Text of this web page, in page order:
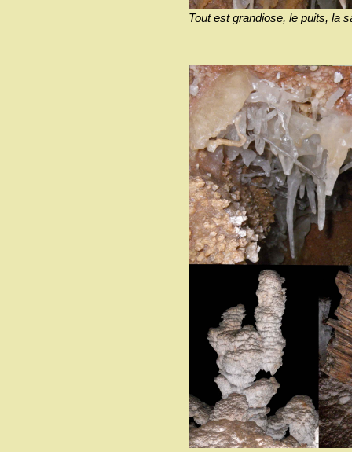
Tout est grandiose, le puits, la